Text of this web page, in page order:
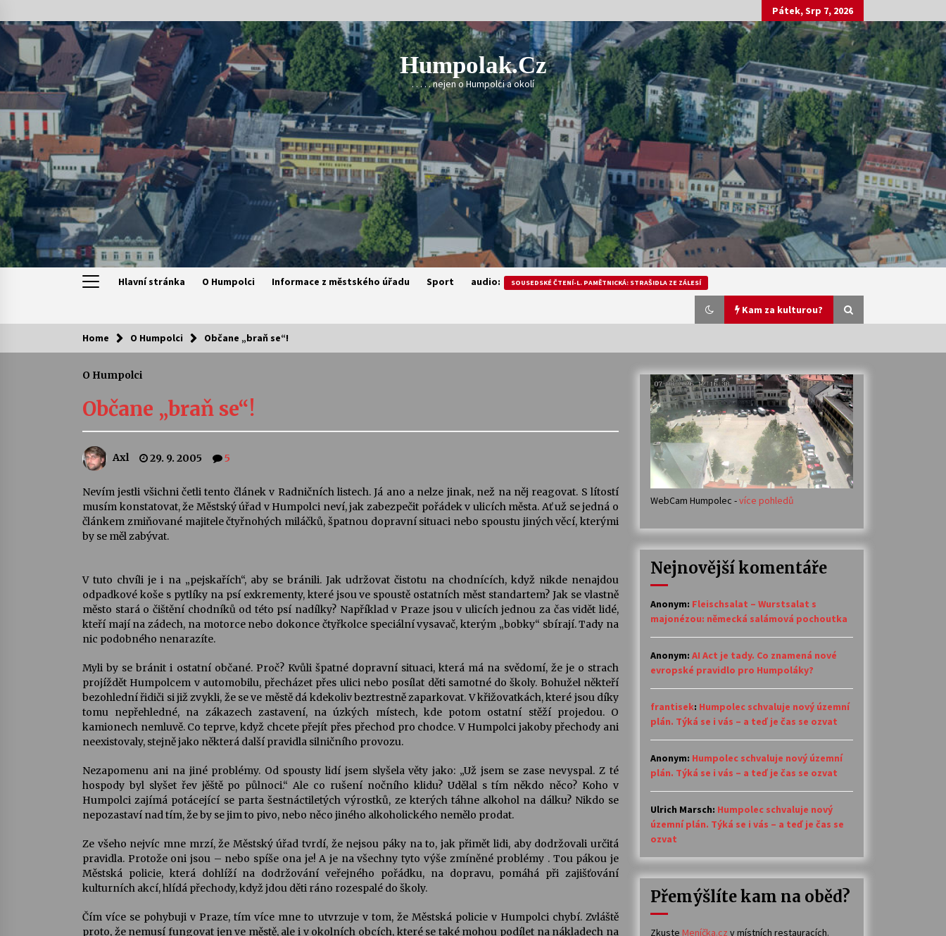
to
content
Pátek, Srp 7, 2026
Humpolak.cz
. . . . . nejen o Humpolci a okolí
Hlavní stránka O Humpolci Informace z městského úřadu Sport audio: SOUSEDSKÉ ČTENÍ-L. PAMĚTNICKÁ: STRAŠIDLA ZE ZÁLESÍ
Kam za kulturou?
Kam za kulturou?
Camerata a Sukuba Ensemble
4. 8. 2026
Veselí muzikanti
30. 7. 2026
Pozvánka na integrační festival
Quijotova šedesátka: 28. 7.–1. 8.
28. 7. 2026
Votavžatský ploty
23. 7. 2026
Letní koncerty ve Stromovce: Rufus
Vysočinka
14. 7. 2026
Za kulturou kousek za Humpolec. V
Želivě ožije odkaz Josefa Čapka
13. 7. 2026
Varhanní recitál Michala Novenka v
Klášteře Želiv
3. 7. 2026
30. 6. 2026
Home O Humpolci Občane „braň se“!
O Humpolci
Občane „braň se“!
Axl 29. 9. 2005 5
Nevím jestli všichni četli tento článek v Radničních listech. Já ano a nelze jinak, než na něj reagovat. S lítostí
musím konstatovat, že Městský úřad v Humpolci neví, jak zabezpečit pořádek v ulicích města. Ať už se jedná o
článkem zmiňované majitele čtyřnohých miláčků, špatnou dopravní situaci nebo spoustu jiných věcí, kterými
by se měl zabývat.
V tuto chvíli je i na „pejskařích“, aby se bránili. Jak udržovat čistotu na chodnících, když nikde nenajdou
odpadkové koše s pytlíky na psí exkrementy, které jsou ve spoustě ostatních měst standartem? Jak se vlastně
město stará o čištění chodníků od této psí nadílky? Například v Praze jsou v ulicích jednou za čas vidět lidé,
kteří mají na zádech, na motorce nebo dokonce čtyřkolce speciální vysavač, kterým „bobky“ sbírají. Tady na
nic podobného nenarazíte.
Myli by se bránit i ostatní občané. Proč? Kvůli špatné dopravní situaci, která má na svědomí, že je o strach
projíždět Humpolcem v automobilu, přecházet přes ulici nebo posílat děti samotné do školy. Bohužel někteří
bezohlední řidiči si již zvykli, že se ve městě dá kdekoliv beztrestně zaparkovat. V křižovatkách, které jsou díky
tomu nepřehledné, na zákazech zastavení, na úzkých místech, kde potom ostatní stěží projedou. O
kamionech nemluvě. Co teprve, když chcete přejít přes přechod pro chodce. V Humpolci jakoby přechody ani
neexistovaly, stejně jako některá další pravidla silničního provozu.
Nezapomenu ani na jiné problémy. Od spousty lidí jsem slyšela věty jako: „Už jsem se zase nevyspal. Z té
hospody byl slyšet řev jěště po půlnoci.“ Ale co rušení nočního klidu? Udělal s tím někdo něco? Koho v
Humpolci zajímá potácející se parta šestnáctiletých výrostků, ze kterých táhne alkohol na dálku? Nikdo se
nepozastaví nad tím, že by se jim to pivo, nebo něco jiného alkoholického nemělo prodat.
Ze všeho nejvíc mne mrzí, že Městský úřad tvrdí, že nejsou páky na to, jak přimět lidi, aby dodržovali určitá
pravidla. Protože oni jsou – nebo spíše ona je! A je na všechny tyto výše zmíněné problémy . Tou pákou je
Městská policie, která dohlíží na dodržování veřejného pořádku, na dopravu, pomáhá při zajišťování
kulturních akcí, hlídá přechody, když jdou děti ráno rozespalé do školy.
Čím více se pohybuji v Praze, tím více mne to utvrzuje v tom, že Městská policie v Humpolci chybí. Zvláště
proto, že nemusí fungovat jen ve městě, ale i v okolních obcích, které se také mohou podílet na nákladech na
WebCam Humpolec -více pohledů
Nejnovější komentáře
Anonym: Fleischsalat – Wurstsalat s
majonézou: německá salámová pochoutka
Anonym: AI Act je tady. Co znamená nové
evropské pravidlo pro Humpoláky?
frantisek: Humpolec schvaluje nový územní
plán. Týká se i vás – a teď je čas se ozvat
Anonym: Humpolec schvaluje nový územní
plán. Týká se i vás – a teď je čas se ozvat
Ulrich Marsch: Humpolec schvaluje nový
územní plán. Týká se i vás – a teď je čas se
ozvat
Přemýšlíte kam na oběd?
Zkuste Meníčka.cz v místních restauracích.